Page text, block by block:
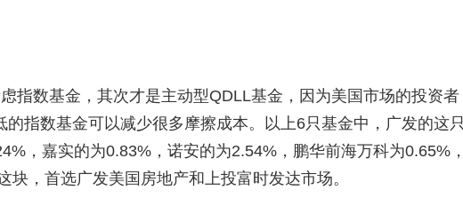
指数基金，其次才是主动型QDLL基金，因为美国市场的投资者
指数基金可以减少很多摩擦成本。以上6只基金中，广发的这
，嘉实的为0.83%，诺安的为2.54%，鹏华前海万科为0.65%
，首选广发美国房地产和上投富时发达市场。